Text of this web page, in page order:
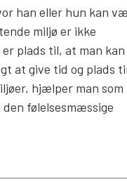
han eller hun kan
miljø er ikke
plads til, at man kan
at give tid og plads
hjælper man som
følelsesmæssige